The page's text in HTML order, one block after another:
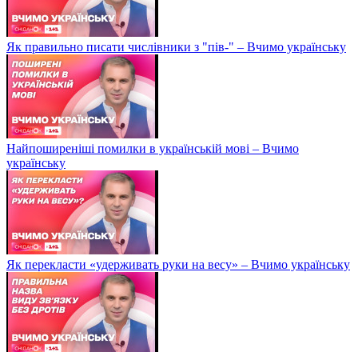
Як правильно писати числівники з "пів-" – Вчимо українську
Найпоширеніші помилки в українській мові – Вчимо
українську
Як перекласти «удерживать руки на весу» – Вчимо українську